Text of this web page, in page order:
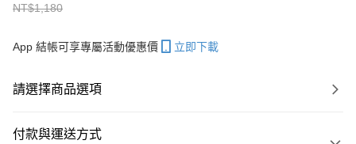
NT$1,180
App 結帳可享專屬活動優惠價 立即下載
請選擇商品選項
付款與運送方式